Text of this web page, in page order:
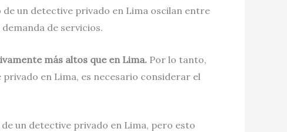
un detective privado en Lima oscilan entre
de servicios.
más altos que en Lima. Por lo tanto,
en Lima, es necesario considerar el
un detective privado en Lima, pero esto